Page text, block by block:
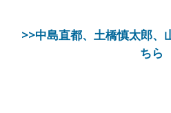
>>中島直都、土橋慎太郎、
ちら